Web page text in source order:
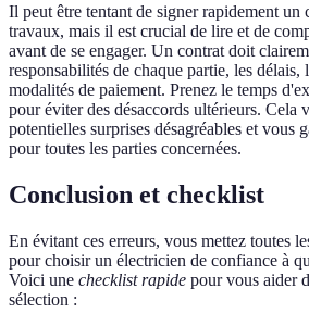
Il peut être tentant de signer rapidement un
travaux, mais il est crucial de lire et de
avant de se engager. Un contrat doit
responsabilités de chaque partie, les délais,
modalités de paiement. Prenez le temps
pour éviter des désaccords ultérieurs. Cela
potentielles surprises désagréables et vous
pour toutes les parties concernées.
Conclusion et checklist
En évitant ces erreurs, vous mettez toutes
pour choisir un électricien de confiance à
Voici une checklist rapide pour vous aider
sélection :